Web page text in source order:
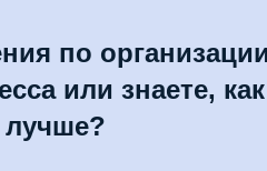
по
или знаете, как
лучше?